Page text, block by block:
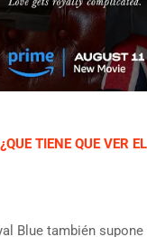
TIENE QUE VER
Blue también supone